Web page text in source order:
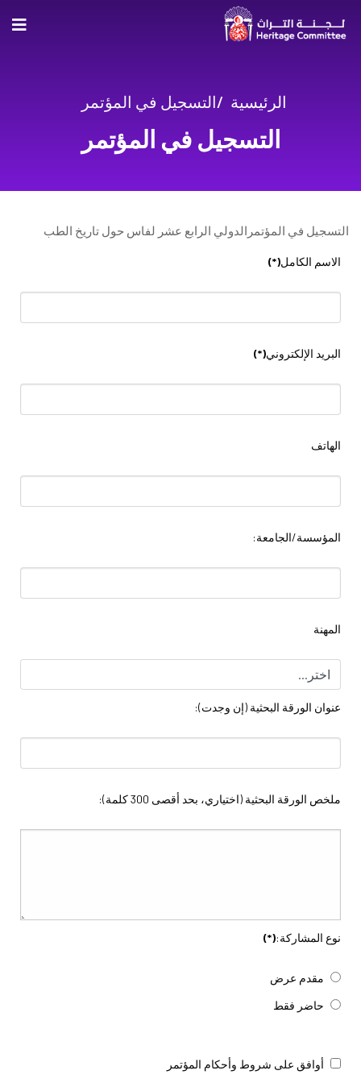
الرئيسية التسجيل في المؤتمر
التسجيل في المؤتمر
التسجيل في المؤتمرالدولي الرابع عشر لفاس حول تاريخ الطب
الاسم الكامل(*)
البريد الإلكتروني(*)
الهاتف
المؤسسة/الجامعة:
المهنة
عنوان الورقة البحثية (إن وجدت):
ملخص الورقة البحثية (اختياري، بحد أقصى 300 كلمة):
نوع المشاركة:(*)
مقدم عرض
حاضر فقط
أوافق على شروط وأحكام المؤتمر